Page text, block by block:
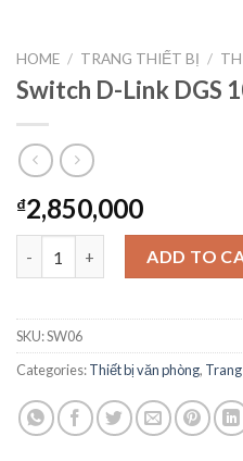
HOME / TRANG THIẾT BỊ /
Switch D-Link DGS
₫2,850,000
ADD TO
SKU:SW06
Categories:Thiết bị văn phòng,